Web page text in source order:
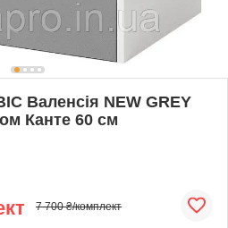
Валенсія NEW GREY
Канте 60 см
7 700 ₴/комплект